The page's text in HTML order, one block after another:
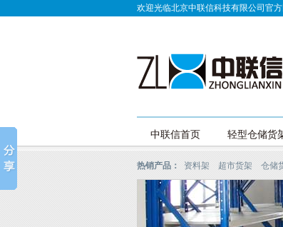
欢迎光临北京中联信科技有限公司官
中联信首页 轻型仓储货
热销产品： 资料架 超市货架 仓储